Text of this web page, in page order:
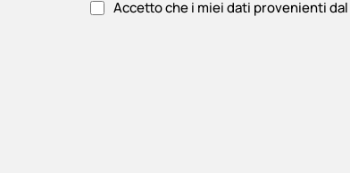
Accetto che i miei dati provenienti